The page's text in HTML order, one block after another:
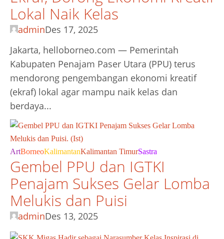
Lokal Naik Kelas
adminDes 17, 2025
Jakarta, helloborneo.com — Pemerintah
Kabupaten Penajam Paser Utara (PPU) terus
mendorong pengembangan ekonomi kreatif
(ekraf) lokal agar mampu naik kelas dan
berdaya...
ArtBorneoKalimantanKalimantan TimurSastra
Gembel PPU dan IGTKI
Penajam Sukses Gelar Lomba
Melukis dan Puisi
adminDes 13, 2025